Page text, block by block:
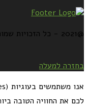
@2021 - כל הזכויות שמורות למירב גביש | ביצוע
בחזרה למעלה
לכם את החוויה הטובה